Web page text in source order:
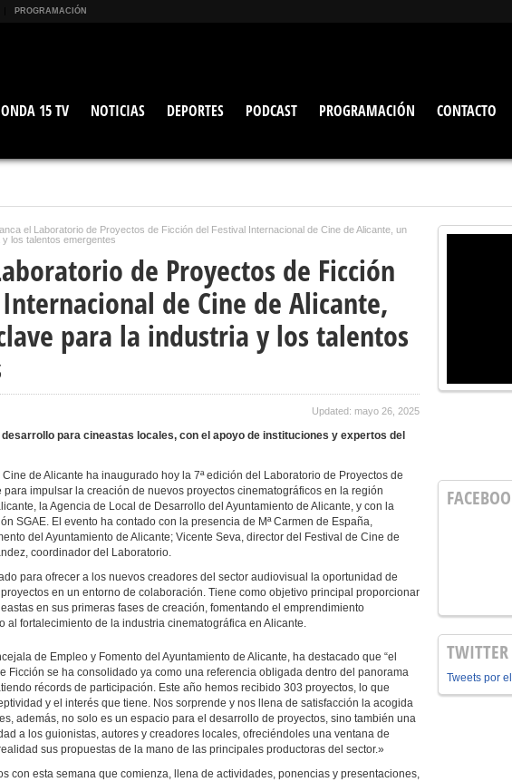
PROGRAMACIÓN
ONDA 15 TV NOTICIAS DEPORTES PODCAST PROGRAMACIÓN CONTACTO
el Laboratorio de Proyectos de Ficción del Festival Internacional de Cine de Alicante, un
los talentos emergentes
de Proyectos de Ficción
de Cine de Alicante,
para la industria y los talentos
Updated: mayo 26, 2025
para cineastas locales, con el apoyo de instituciones y expertos del
de Alicante ha inaugurado hoy la 7ª edición del Laboratorio de Proyectos de
para impulsar la creación de nuevos proyectos cinematográficos en la región
la Agencia de Local de Desarrollo del Ayuntamiento de Alicante, y con la
SGAE. El evento ha contado con la presencia de Mª Carmen de España,
del Ayuntamiento de Alicante; Vicente Seva, director del Festival de Cine de
coordinador del Laboratorio.
para ofrecer a los nuevos creadores del sector audiovisual la oportunidad de
en un entorno de colaboración. Tiene como objetivo principal proporcionar
en sus primeras fases de creación, fomentando el emprendimiento
al fortalecimiento de la industria cinematográfica en Alicante.
de Empleo y Fomento del Ayuntamiento de Alicante, ha destacado que “el
Ficción se ha consolidado ya como una referencia obligada dentro del panorama
récords de participación. Este año hemos recibido 303 proyectos, lo que
y el interés que tiene. Nos sorprende y nos llena de satisfacción la acogida
además, no solo es un espacio para el desarrollo de proyectos, sino también una
a los guionistas, autores y creadores locales, ofreciéndoles una ventana de
sus propuestas de la mano de las principales productoras del sector.»
con esta semana que comienza, llena de actividades, ponencias y presentaciones,
TWITTER
Tweets por